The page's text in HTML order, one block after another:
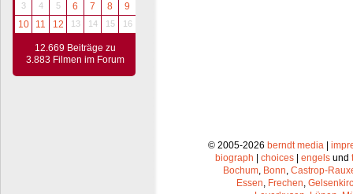
3
4 5 6 7 8
9
10
11 12 13 14 15 16
12.669 Beiträge zu
3.883 Filmen im Forum
© 2005-2026 berndt media|
biograph
choices engels und
Bochum, Bonn, Castrop-
Essen, Frechen,